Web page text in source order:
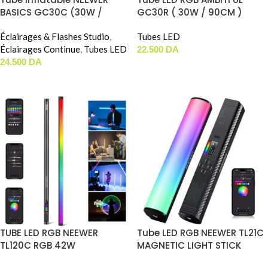
BASICS GC30C (30W /
Éclairages & Flashes Studio,
Éclairages Continue, Tubes LED
24.500 DA
GC30R ( 30W / 90CM )
Tubes LED
22.500 DA
TUBE LED RGB NEEWER
TL120C RGB 42W
Tube LED RGB NEEWER TL21C
MAGNETIC LIGHT STICK